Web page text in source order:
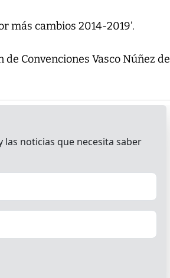
más cambios 2014-2019’.
Convenciones Vasco Núñez de